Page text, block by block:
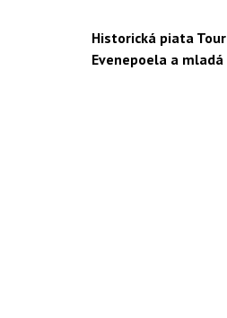
Historická piata
Evenepoela a mladá